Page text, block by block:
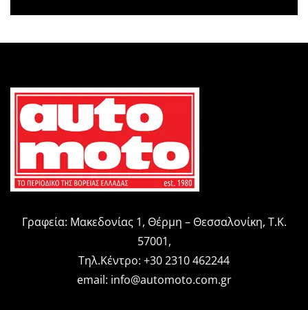
Γραφεία: Μακεδονίας 1, Θέρμη – Θεσσαλονίκη, Τ.Κ.
57001,
Τηλ.Κέντρο: +30 2310 462244
email: info@automoto.com.gr